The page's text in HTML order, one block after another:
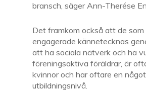
bransch, säger Ann-Therése
Det framkom också att de
engagerade kännetecknas
att ha sociala nätverk och ha
föreningsaktiva föräldrar, är
kvinnor och har oftare en
utbildningsnivå.